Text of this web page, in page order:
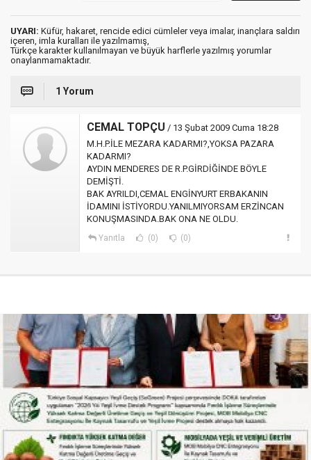
UYARI: Küfür, hakaret, rencide edici cümleler veya imalar, inançlara saldırı
içeren, imla kuralları ile yazılmamış,
Türkçe karakter kullanılmayan ve büyük harflerle yazılmış yorumlar
onaylanmamaktadır.
1 Yorum
CEMAL TOPÇU / 13 Şubat 2009 Cuma 18:28
M.H.P.İLE MEZARA KADARMI?,YOKSA PAZARA
KADARMI?
AYDIN MENDERES DE R.P.GİRDİĞİNDE BÖYLE
DEMİŞTİ.
BAK AYRILDI,CEMAL ENGİNYURT ERBAKANIN
İDAMINI İSTİYORDU.YANILMIYORSAM ERZİNCAN
KONUŞMASINDA.BAK ONA NE OLDU.
Yanıtla (0) (0)